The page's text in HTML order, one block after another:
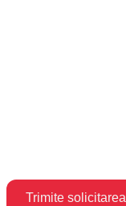
Trimite solicitarea